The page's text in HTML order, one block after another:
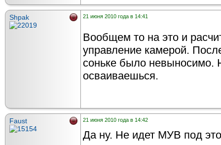
Shpak 21 июня 2010 года в 14:41
Вообщем то на это и
управление камерой.
соньке было невыносимо.
осваиваешься.
Faust 21 июня 2010 года в 14:42
Да ну. Не идет МУВ под